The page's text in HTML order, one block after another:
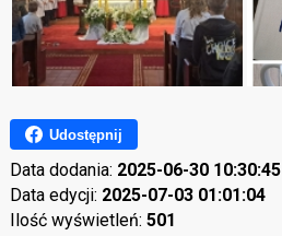
Udostępnij
Data dodania: 2025-06-30 10:30:45
Data edycji: 2025-07-03 01:01:04
Ilość wyświetleń: 501